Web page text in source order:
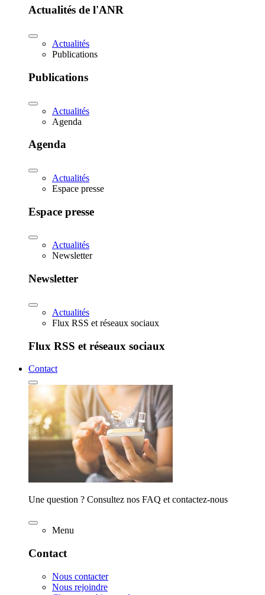
Actualités de l'ANR
Actualités
Publications
Publications
Actualités
Agenda
Agenda
Actualités
Espace presse
Espace presse
Actualités
Newsletter
Newsletter
Actualités
Flux RSS et réseaux sociaux
Flux RSS et réseaux sociaux
Contact
Une question ? Consultez nos FAQ et contactez-nous
Menu
Contact
Nous contacter
Nous rejoindre